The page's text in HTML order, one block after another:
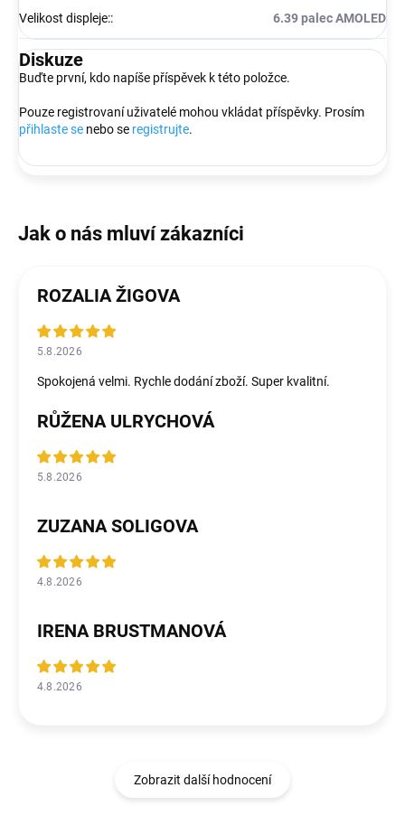
Velikost displeje:: 6.39 palec AMOLED
Diskuze
Buďte první, kdo napíše příspěvek k této položce.
Pouze registrovaní uživatelé mohou vkládat příspěvky. Prosím
přihlaste se nebo se registrujte.
ROZALIA ŽIGOVA
5.8.2026
Spokojená velmi. Rychle dodání zboží. Super kvalitní.
RŮŽENA ULRYCHOVÁ
5.8.2026
ZUZANA SOLIGOVA
4.8.2026
IRENA BRUSTMANOVÁ
4.8.2026
Zobrazit další hodnocení